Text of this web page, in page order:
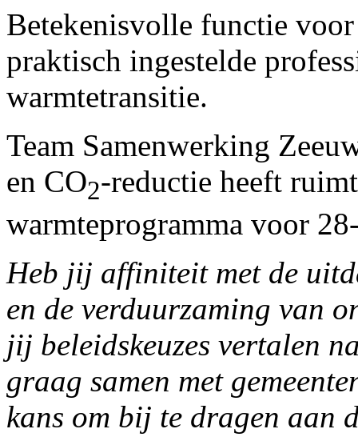
Betekenisvolle functie
praktisch ingestelde
warmtetransitie.
Team Samenwerking
en CO2-reductie heeft
warmteprogramma voor
Heb jij affiniteit met de
en de verduurzaming van
jij beleidskeuzes vertalen
graag samen met
kans om bij te dragen aan